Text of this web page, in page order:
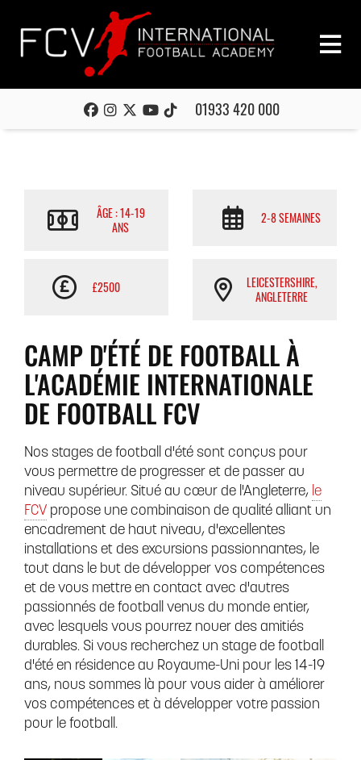
01933 420 000
ÂGE : 14-19
ANS
2-8 SEMAINES
£2500
LEICESTERSHIRE,
ANGLETERRE
CAMP D'ÉTÉ DE FOOTBALL À
L'ACADÉMIE INTERNATIONALE
DE FOOTBALL FCV
Nos stages de football d'été sont conçus pour
vous permettre de progresser et de passer au
niveau supérieur. Situé au cœur de l'Angleterre, le
FCV propose une combinaison de qualité alliant un
encadrement de haut niveau, d'excellentes
installations et des excursions passionnantes, le
tout dans le but de développer vos compétences
et de vous mettre en contact avec d'autres
passionnés de football venus du monde entier,
avec lesquels vous pourrez nouer des amitiés
durables. Si vous recherchez un stage de football
d'été en résidence au Royaume-Uni pour les 14-19
ans, nous sommes là pour vous aider à améliorer
vos compétences et à développer votre passion
pour le football.